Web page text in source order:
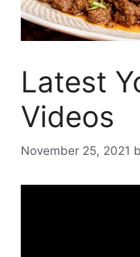
Latest
Videos
November 25, 2021